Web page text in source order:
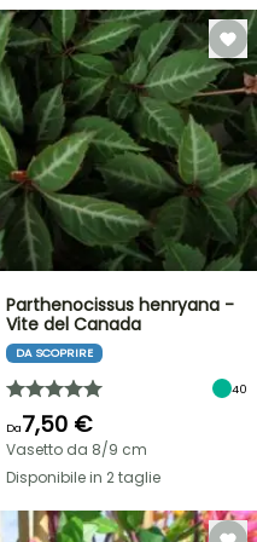
Parthenocissus henryana -
Vite del Canada
DA SCOPRIRE
40
Da7,50 €
Vasetto da 8/9 cm
Disponibile in 2 taglie